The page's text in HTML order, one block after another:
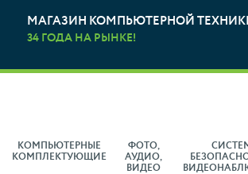
МАГАЗИН КОМПЬЮТЕРНОЙ
34 ГОДА НА РЫНКЕ!
КОМПЬЮТЕРНЫЕ
КОМПЛЕКТУЮЩИЕ
ФОТО,
АУДИО,
ВИДЕО